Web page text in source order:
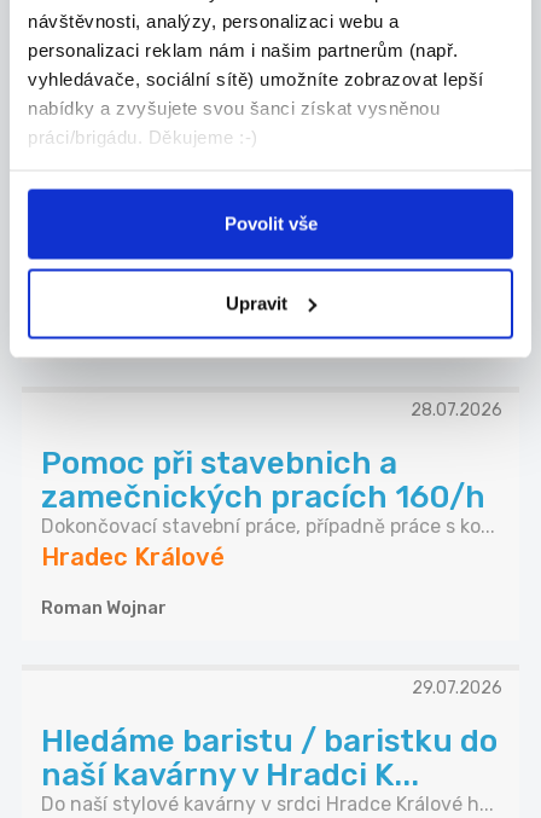
návštěvnosti, analýzy, personalizaci webu a
personalizaci reklam nám i našim partnerům (např.
vyhledávače, sociální sítě) umožníte zobrazovat lepší
nabídky a zvyšujete svou šanci získat vysněnou
práci/brigádu. Děkujeme :-)
Povolit vše
Upravit
28.07.2026
Hall staff / Číšník, Servírka
28.07.2026
Pomoc při stavebnich a
zamečnických pracích 160/h
Dokončovací stavební práce, případně práce s ko...
Hradec Králové
Roman Wojnar
29.07.2026
Hledáme baristu / baristku do
naší kavárny v Hradci K...
Do naší stylové kavárny v srdci Hradce Králové h...